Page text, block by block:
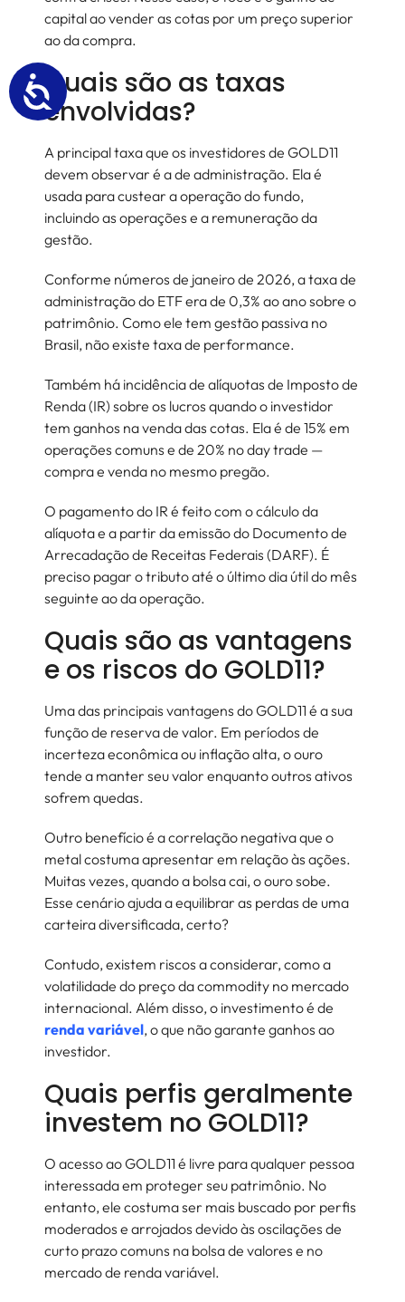
capital ao vender as cotas por um preço superior
ao da compra.
Quais são as taxas
envolvidas?
A principal taxa que os investidores de GOLD11
devem observar é a de administração. Ela é
usada para custear a operação do fundo,
incluindo as operações e a remuneração da
gestão.
Conforme números de janeiro de 2026, a taxa de
administração do ETF era de 0,3% ao ano sobre o
patrimônio. Como ele tem gestão passiva no
Brasil, não existe taxa de performance.
Também há incidência de alíquotas de Imposto de
Renda (IR) sobre os lucros quando o investidor
tem ganhos na venda das cotas. Ela é de 15% em
operações comuns e de 20% no day trade —
compra e venda no mesmo pregão.
O pagamento do IR é feito com o cálculo da
alíquota e a partir da emissão do Documento de
Arrecadação de Receitas Federais (DARF). É
preciso pagar o tributo até o último dia útil do mês
seguinte ao da operação.
Quais são as vantagens
e os riscos do GOLD11?
Uma das principais vantagens do GOLD11 é a sua
função de reserva de valor. Em períodos de
incerteza econômica ou inflação alta, o ouro
tende a manter seu valor enquanto outros ativos
sofrem quedas.
Outro benefício é a correlação negativa que o
metal costuma apresentar em relação às ações.
Muitas vezes, quando a bolsa cai, o ouro sobe.
Esse cenário ajuda a equilibrar as perdas de uma
carteira diversificada, certo?
Contudo, existem riscos a considerar, como a
volatilidade do preço da commodity no mercado
internacional. Além disso, o investimento é de
renda variável, o que não garante ganhos ao
investidor.
Quais perfis geralmente
investem no GOLD11?
O acesso ao GOLD11 é livre para qualquer pessoa
interessada em proteger seu patrimônio. No
entanto, ele costuma ser mais buscado por perfis
moderados e arrojados devido às oscilações de
curto prazo comuns na bolsa de valores e no
mercado de renda variável.